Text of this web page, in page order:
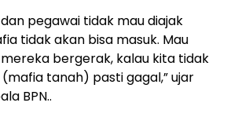
pegawai tidak mau diajak
tidak akan bisa masuk. Mau
bergerak, kalau kita tidak
tanah) pasti gagal,” ujar
BPN..